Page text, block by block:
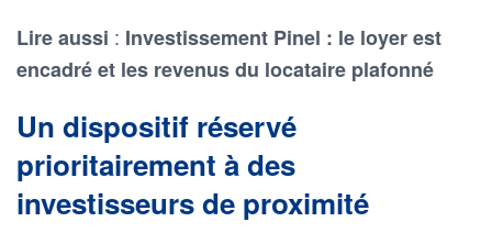
Lire aussi : Investissement Pinel : le loyer est
encadré et les revenus du locataire plafonné
Un dispositif réservé
prioritairement à des
investisseurs de proximité